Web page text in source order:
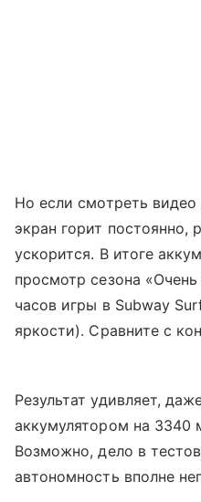
Но если смотреть видео
экран горит постоянно,
ускорится. В итоге
просмотр сезона
часов игры в Subway
яркости). Сравните с
Результат удивляет,
аккумулятором на 3340
Возможно, дело в
автономность вполне